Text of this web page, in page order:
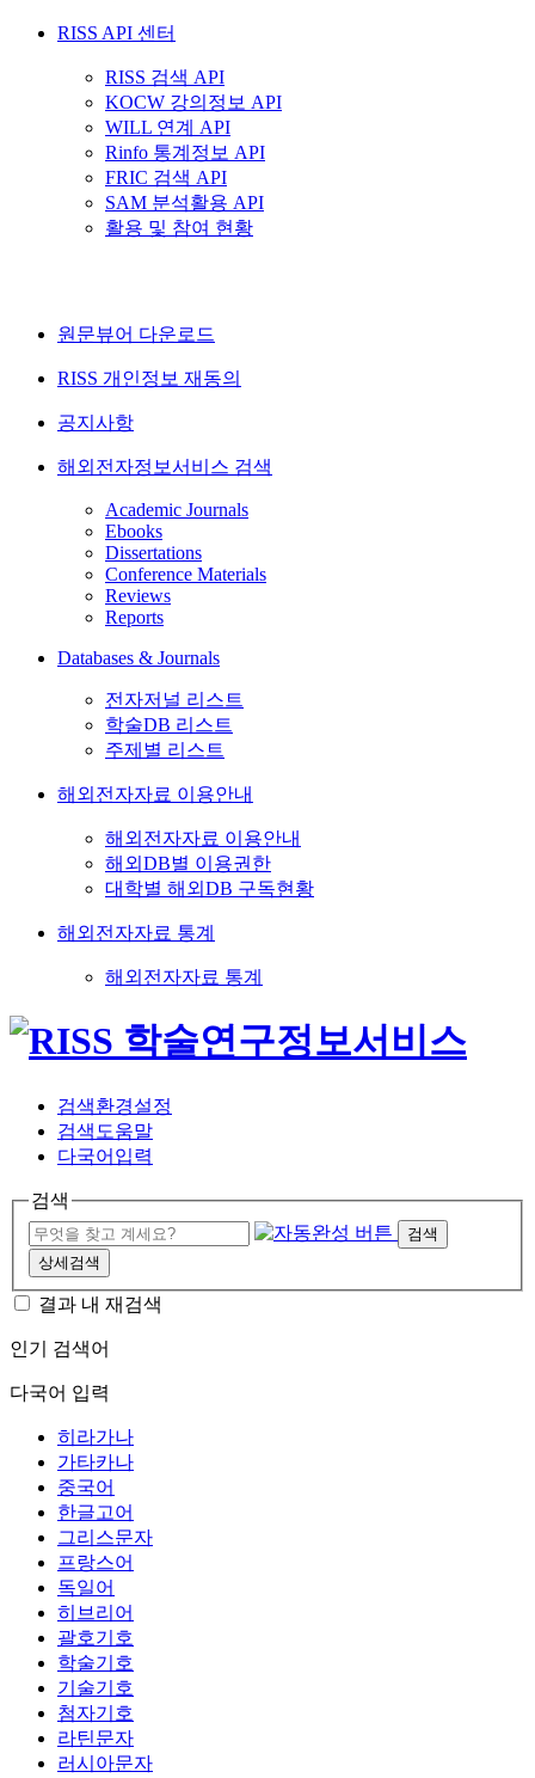
RISS API 센터
RISS 검색 API
KOCW 강의정보 API
WILL 연계 API
Rinfo 통계정보 API
FRIC 검색 API
SAM 분석활용 API
활용 및 참여 현황
원문뷰어 다운로드
RISS 개인정보 재동의
공지사항
해외전자정보서비스 검색
Academic Journals
Ebooks
Dissertations
Conference Materials
Reviews
Reports
Databases & Journals
전자저널 리스트
학술DB 리스트
주제별 리스트
해외전자자료 이용안내
해외전자자료 이용안내
해외DB별 이용권한
대학별 해외DB 구독현황
해외전자자료 통계
해외전자자료 통계
검색환경설정
검색도움말
다국어입력
검색
검색
상세검색
결과 내 재검색
인기 검색어
다국어 입력
히라가나
가타카나
중국어
한글고어
그리스문자
프랑스어
독일어
히브리어
괄호기호
학술기호
기술기호
첨자기호
라틴문자
러시아문자